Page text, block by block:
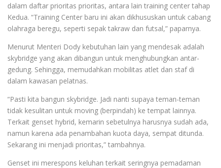
dalam daftar prioritas prioritas, antara lain training center tahap
Kedua. “Training Center baru ini akan dikhususkan untuk cabang
olahraga beregu, seperti sepak takraw dan futsal,” paparnya.
Menurut Menteri Dody kebutuhan lain yang mendesak adalah
skybridge yang akan dibangun untuk menghubungkan antar-
gedung. Sehingga, memudahkan mobilitas atlet dan staf di
dalam kawasan pelatnas.
“Pasti kita bangun skybridge. Jadi nanti supaya teman-teman
tidak kesulitan untuk moving (berpindah) ke tempat lainnya.
Terkait genset hybrid, kemarin sebetulnya harusnya sudah ada,
namun karena ada penambahan kuota daya, sempat ditunda.
Sekarang ini menjadi prioritas,” tambahnya.
Genset ini merespons keluhan terkait seringnya pemadaman